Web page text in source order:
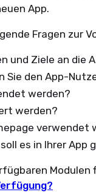
App.
Fragen zur
und Ziele an die
Sie den App-
werden?
werden?
verwendet
es in Ihrer App